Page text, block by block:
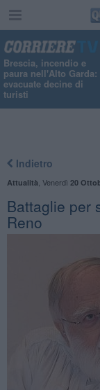
Brescia, incendio e
paura nell'Alto Garda:
evacuate decine di
turisti
Indietro
Attualità Venerdì 20
Battaglie per
Reno